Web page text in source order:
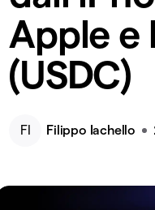
Apple e
(USDC)
FI Filippo Iachello